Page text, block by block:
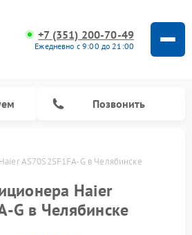
+7 (351) 200-70-49
Ежедневно с 9:00 до 21:00
Позвонить
AS70S2SF1FA-G в Челябинске
Haier
G в Челябинске